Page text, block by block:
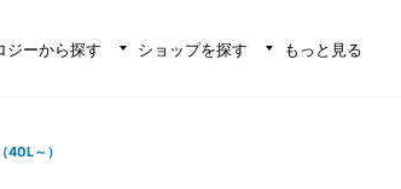
ジーから探す ショップを探す もっと見る
40L～）